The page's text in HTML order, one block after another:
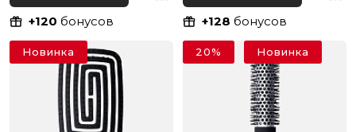
+120 бонусов +128 бонусов
Новинка 20% Новинка